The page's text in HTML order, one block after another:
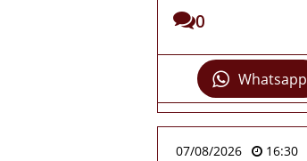
0
Whatsapp
07/08/2026 16:30